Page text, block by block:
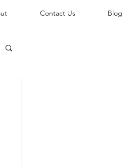
Contact Us Blog